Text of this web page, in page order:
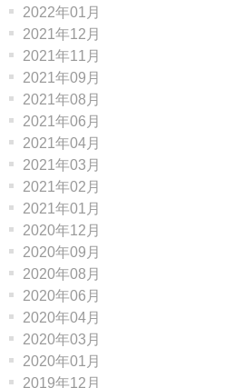
2022年01月
2021年12月
2021年11月
2021年09月
2021年08月
2021年06月
2021年04月
2021年03月
2021年02月
2021年01月
2020年12月
2020年09月
2020年08月
2020年06月
2020年04月
2020年03月
2020年01月
2019年12月